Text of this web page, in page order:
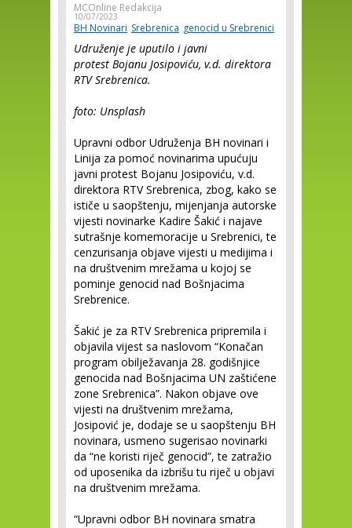
MCOnline Redakcija
10/07/2023
BH Novinari Srebrenica genocid u Srebrenici
Udruženje je uputilo i javni
protest Bojanu Josipoviću, v.d. direktora
RTV Srebrenica.
foto: Unsplash
Upravni odbor Udruženja BH novinari i
Linija za pomoć novinarima upućuju
javni protest Bojanu Josipoviću, v.d.
direktora RTV Srebrenica, zbog, kako se
ističe u saopštenju, mijenjanja autorske
vijesti novinarke Kadire Šakić i najave
sutrašnje komemoracije u Srebrenici, te
cenzurisanja objave vijesti u medijima i
na društvenim mrežama u kojoj se
pominje genocid nad Bošnjacima
Srebrenice.
Šakić je za RTV Srebrenica pripremila i
objavila vijest sa naslovom “Konačan
program obilježavanja 28. godišnjice
genocida nad Bošnjacima UN zaštićene
zone Srebrenica”. Nakon objave ove
vijesti na društvenim mrežama,
Josipović je, dodaje se u saopštenju BH
novinara, usmeno sugerisao novinarki
da “ne koristi riječ genocid”, te zatražio
od uposenika da izbrišu tu riječ u objavi
na društvenim mrežama.
“Upravni odbor BH novinara smatra